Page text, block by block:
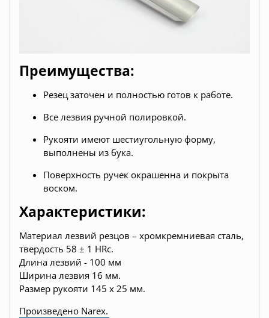
Преимущества:
Резец заточен и полностью готов к работе.
Все лезвия ручной полировкой.
Рукояти имеют шестиугольную форму,
выполнены из бука.
Поверхность ручек окрашенна и покрыта
воском.
Характеристики:
Материал лезвий резцов – хромкремниевая сталь,
твердость 58 ± 1 HRc.
Длина лезвий - 100 мм
Ширина лезвия 16 мм.
Размер рукояти 145 х 25 мм.
Произведено Narex.